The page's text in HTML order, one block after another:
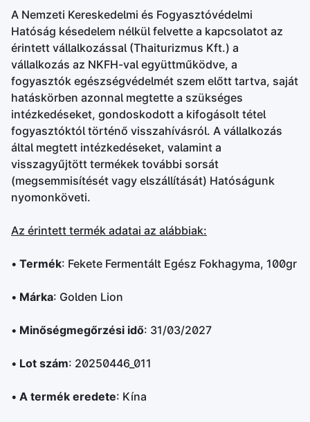
A Nemzeti Kereskedelmi és Fogyasztóvédelmi
Hatóság késedelem nélkül felvette a kapcsolatot az
érintett vállalkozással (Thaiturizmus Kft.) a
vállalkozás az NKFH-val együttműködve, a
fogyasztók egészségvédelmét szem előtt tartva, saját
hatáskörben azonnal megtette a szükséges
intézkedéseket, gondoskodott a kifogásolt tétel
fogyasztóktól történő visszahívásról. A vállalkozás
által megtett intézkedéseket, valamint a
visszagyűjtött termékek további sorsát
(megsemmisítését vagy elszállítását) Hatóságunk
nyomonköveti.
Az érintett termék adatai az alábbiak:
• Termék: Fekete Fermentált Egész Fokhagyma, 100gr
• Márka: Golden Lion
• Minőségmegőrzési idő: 31/03/2027
• Lot szám: 20250446_011
• A termék eredete: Kína